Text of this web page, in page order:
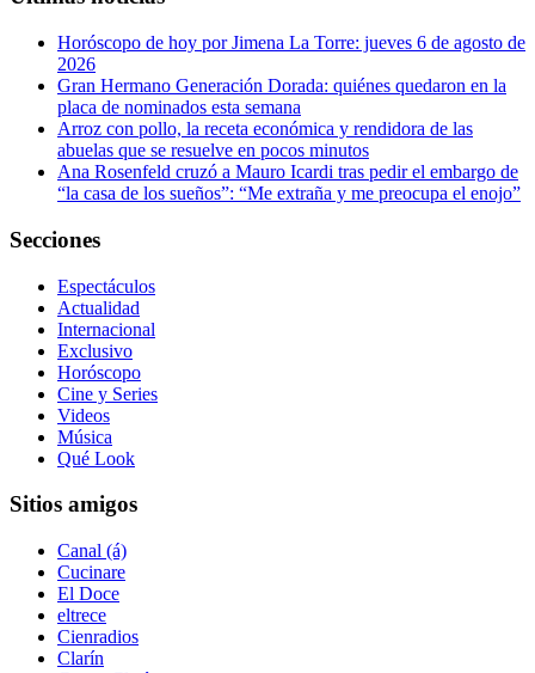
Horóscopo de hoy por Jimena La Torre: jueves 6 de agosto de
2026
Gran Hermano Generación Dorada: quiénes quedaron en la
placa de nominados esta semana
Arroz con pollo, la receta económica y rendidora de las
abuelas que se resuelve en pocos minutos
Ana Rosenfeld cruzó a Mauro Icardi tras pedir el embargo de
“la casa de los sueños”: “Me extraña y me preocupa el enojo”
Secciones
Espectáculos
Actualidad
Internacional
Exclusivo
Horóscopo
Cine y Series
Videos
Música
Qué Look
Sitios amigos
Canal (á)
Cucinare
El Doce
eltrece
Cienradios
Clarín